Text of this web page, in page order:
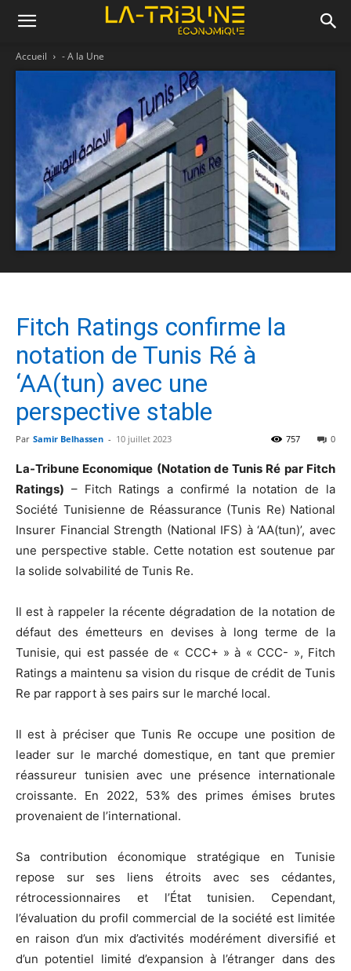
Accueil - A la Une
Fitch Ratings confirme la
notation de Tunis Ré à
‘AA(tun) avec une
perspective stable
Par Samir Belhassen - 10 juillet 2023 0
757
La-Tribune Economique (Notation de Tunis Ré par Fitch
Ratings) – Fitch Ratings a confirmé la notation de la
Société Tunisienne de Réassurance (Tunis Re) National
Insurer Financial Strength (National IFS) à ‘AA(tun)’, avec
une perspective stable. Cette notation est soutenue par
la solide solvabilité de Tunis Re.
Il est à rappeler la récente dégradation de la notation de
défaut des émetteurs en devises à long terme de la
Tunisie, qui est passée de « CCC+ » à « CCC- », Fitch
Ratings a maintenu sa vision du risque de crédit de Tunis
Re par rapport à ses pairs sur le marché local.
Il est à préciser que Tunis Re occupe une position de
leader sur le marché domestique, en tant que premier
réassureur tunisien avec une présence internationale
croissante. En 2022, 53% des primes émises brutes
provenaient de l’international.
Sa contribution économique stratégique en Tunisie
repose sur ses liens étroits avec ses cédantes,
rétrocessionnaires et l’État tunisien. Cependant,
l’évaluation du profil commercial de la société est limitée
en raison d’un mix d’activités modérément diversifié et
d’un potentiel limité d’expansion à l’étranger dans des